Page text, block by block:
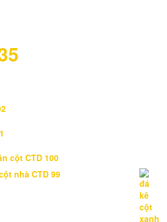
cột CTD 100
nhà CTD 99